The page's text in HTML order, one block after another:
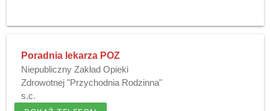
Poradnia lekarza POZ
Niepubliczny Zakład Opieki
Zdrowotnej "Przychodnia Rodzinna"
s.c.